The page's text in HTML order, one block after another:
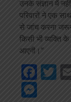
उनके संज्ञान में
परिवारों ने एक
से जांच करना
किसी भी व्यक्ति
आएगी।”